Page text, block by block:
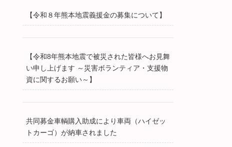
【令和８年熊本地震義援金の募集について】
【令和8年熊本地震で被災された皆様へお見舞
い申し上げます ～災害ボランティア・支援物
資に関するお願い～】
共同募金車輌購入助成により車両（ハイゼッ
トカーゴ）が納車されました